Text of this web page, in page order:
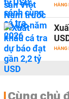
HÀNG
HÀNG
Cùng chủ